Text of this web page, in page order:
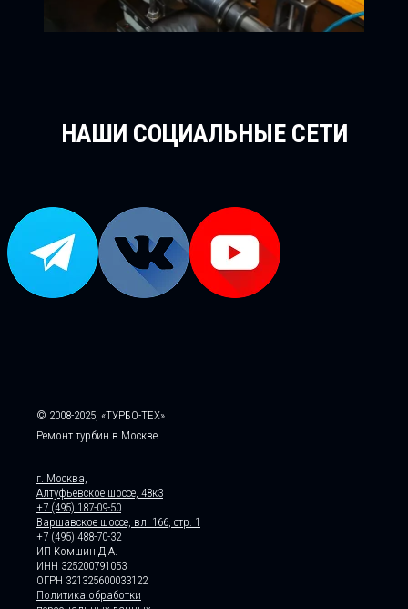
НАШИ СОЦИАЛЬНЫЕ СЕТИ
© 2008-2025, «ТУРБО-ТЕХ»
Ремонт турбин в Москве
г. Москва,
Алтуфьевское шоссе, 48к3
+7 (495) 187-09-50
Варшавское шоссе, вл. 166, стр. 1
+7 (495) 488-70-32
ИП Комшин Д.А.
ИНН 325200791053
ОГРН 321325600033122
Политика обработки